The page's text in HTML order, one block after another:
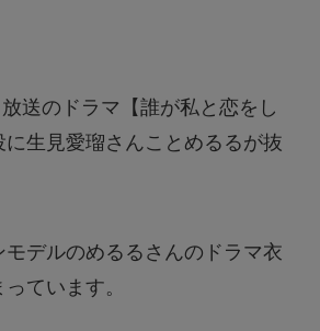
送のドラマ【誰が私と恋をし
生見愛瑠さんことめるるが抜
モデルのめるるさんのドラマ衣
ています。